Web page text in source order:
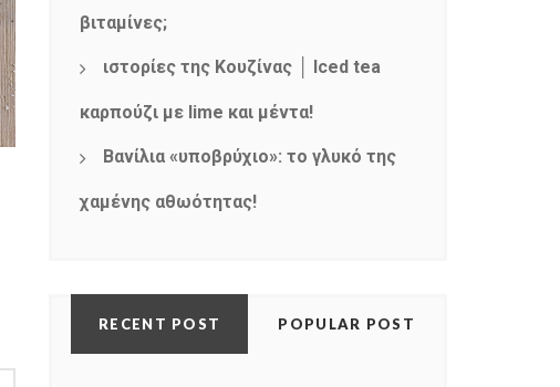
βιταμίνες;
ιστορίες της Κουζίνας │ Iced tea
καρπούζι με lime και μέντα!
Βανίλια «υποβρύχιο»: το γλυκό της
χαμένης αθωότητας!
RECENT POST POPULAR POST